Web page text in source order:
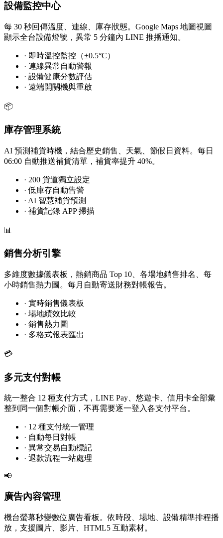
設備監控中心
每 30 秒回傳溫度、連線、庫存狀態。Google Maps 地圖視圖
顯示全台設備燈號，異常 5 分鐘內 LINE 推播通知。
· 即時溫控監控（±0.5°C）
· 連線異常自動警報
· 設備健康分數評估
· 遠端開關機與重啟
📦
庫存管理系統
AI 預測補貨時機，結合歷史銷售、天氣、節假日資料。每日
06:00 自動推送補貨清單，補貨率提升 40%。
· 200 貨道獨立設定
· 低庫存自動告警
· AI 智慧補貨預測
· 補貨記錄 APP 掃描
📊
銷售分析引擎
多維度數據儀表板，熱銷商品 Top 10、各場地銷售排名、每
小時銷售熱力圖。每月自動寄送財務對帳報告。
· 實時銷售儀表板
· 場地績效比較
· 銷售熱力圖
· 多格式報表匯出
💳
多元支付對帳
統一整合 12 種支付方式，LINE Pay、悠遊卡、信用卡全部彙
整到同一個對帳介面，不再需要逐一登入各支付平台。
· 12 種支付統一管理
· 自動每日對帳
· 異常交易自動標記
· 退款流程一站處理
📢
廣告內容管理
機台螢幕秒變數位廣告看板。依時段、場地、設備精準排程播
放，支援圖片、影片、HTML5 互動素材。